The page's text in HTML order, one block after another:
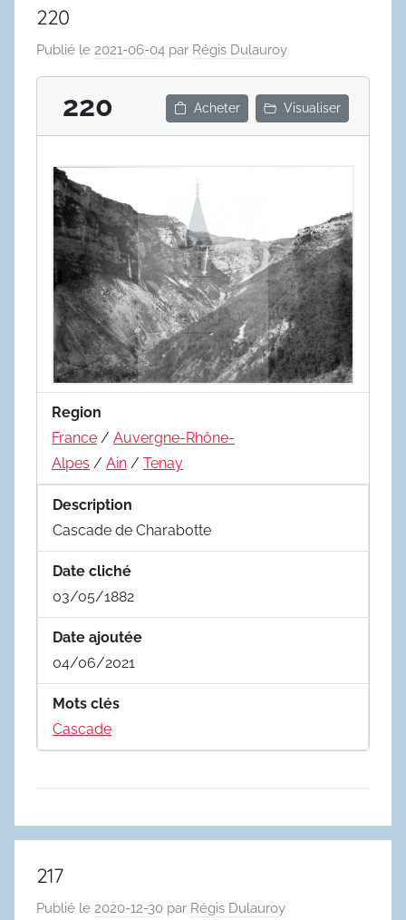
220
Publié le 2021-06-04 par Régis Dulauroy
220 Acheter Visualiser
Region
France / Auvergne-Rhône-
Alpes / Ain / Tenay
Description
Cascade de Charabotte
Date cliché
03/05/1882
Date ajoutée
04/06/2021
Mots clés
Cascade
217
Publié le 2020-12-30 par Régis Dulauroy